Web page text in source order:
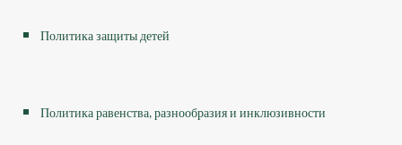
Политика защиты детей
Политика равенства, разнообразия и инклюзивности